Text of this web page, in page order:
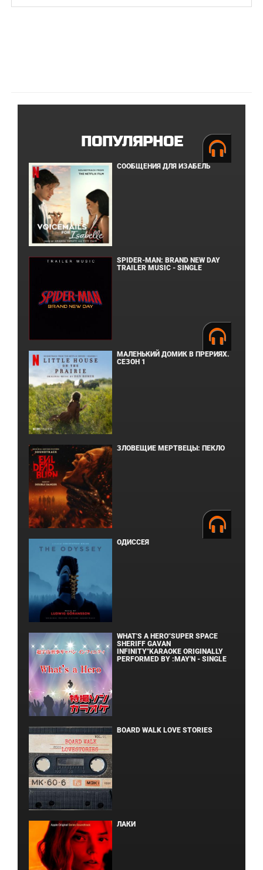
ПОПУЛЯРНОЕ
СООБЩЕНИЯ ДЛЯ ИЗАБЕЛЬ
SPIDER-MAN: BRAND NEW DAY
TRAILER MUSIC - SINGLE
МАЛЕНЬКИЙ ДОМИК В ПРЕРИЯХ.
СЕЗОН 1
ЗЛОВЕЩИЕ МЕРТВЕЦЫ: ПЕКЛО
ОДИССЕЯ
WHAT'S A HERO"SUPER SPACE
SHERIFF GAVAN
INFINITY"KARAOKE ORIGINALLY
PERFORMED BY :MAY'N - SINGLE
BOARD WALK LOVE STORIES
ЛАКИ